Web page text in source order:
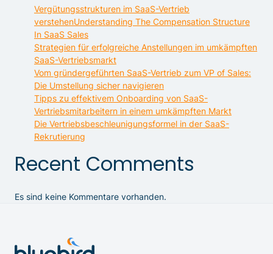
Vergütungsstrukturen im SaaS-Vertrieb
verstehenUnderstanding The Compensation Structure
In SaaS Sales
Strategien für erfolgreiche Anstellungen im umkämpften
SaaS-Vertriebsmarkt
Vom gründergeführten SaaS-Vertrieb zum VP of Sales:
Die Umstellung sicher navigieren
Tipps zu effektivem Onboarding von SaaS-
Vertriebsmitarbeitern in einem umkämpften Markt
Die Vertriebsbeschleunigungsformel in der SaaS-
Rekrutierung
Recent Comments
Es sind keine Kommentare vorhanden.